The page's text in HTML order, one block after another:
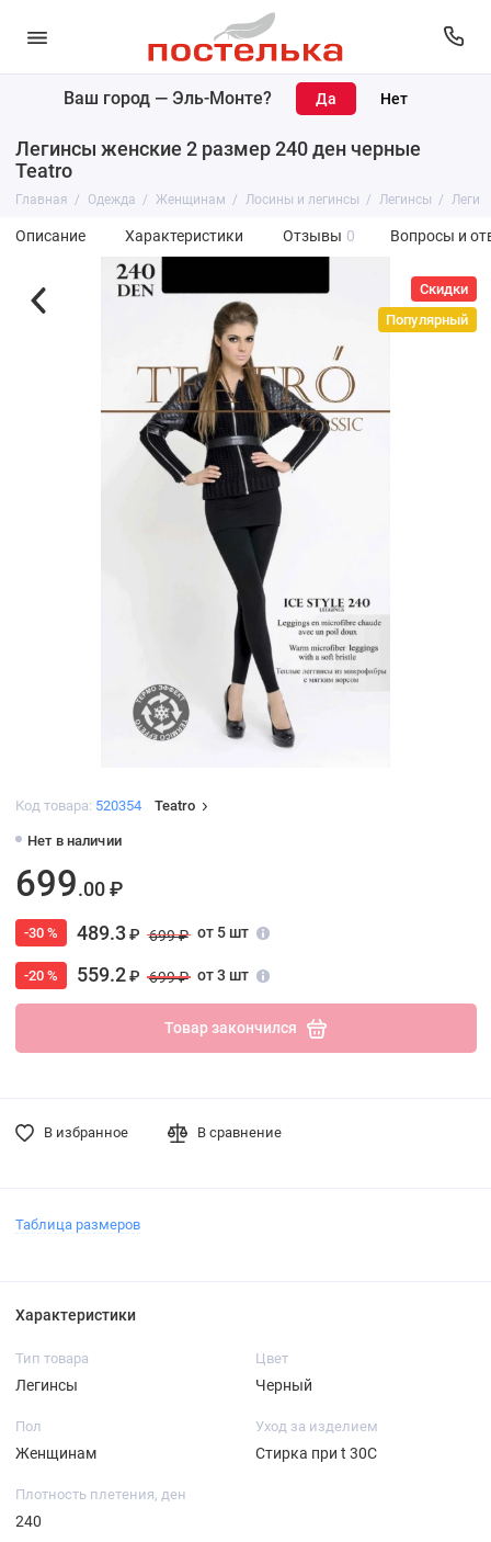
Ваш город — Эль-Монте?
Легинсы женские 2 размер 240 ден черные
Teatro
Главная Одежда Женщинам Лосины и легинсы Легинсы
Описание Характеристики Отзывы 0 Вопросы и
Скидки
Популярный
Код товара: 520354 Teatro
Нет в наличии
699.00 ₽
-30 % 489.3₽ 699 ₽ от 5 шт
-20 % 559.2₽ 699 ₽ от 3 шт
Товар закончился
В избранное В сравнение
Таблица размеров
Характеристики
Тип товара
Легинсы
Цвет
Черный
Пол
Женщинам
Уход за изделием
Стирка при t 30С
Плотность плетения, ден
240